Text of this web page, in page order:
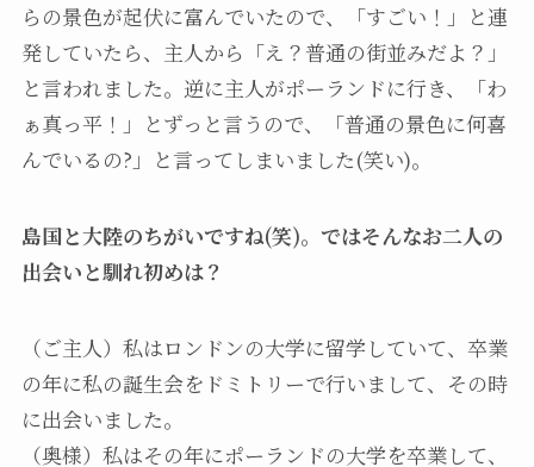
らの景色が起伏に富んでいたので、「すごい！」と連
発していたら、主人から「え？普通の街並みだよ？」
と言われました。逆に主人がポーランドに行き、「わ
ぁ真っ平！」とずっと言うので、「普通の景色に何喜
んでいるの?」と言ってしまいました(笑い)。
島国と大陸のちがいですね(笑)。ではそんなお二人の
出会いと馴れ初めは？
（ご主人）私はロンドンの大学に留学していて、卒業
の年に私の誕生会をドミトリーで行いまして、その時
に出会いました。
（奥様）私はその年にポーランドの大学を卒業して、